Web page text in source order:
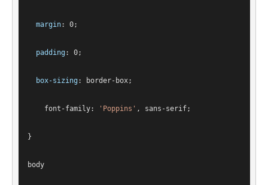
margin: 0;
padding: 0;
box-sizing: border-box;
font-family: 'Poppins' , sans-serif;
}
body